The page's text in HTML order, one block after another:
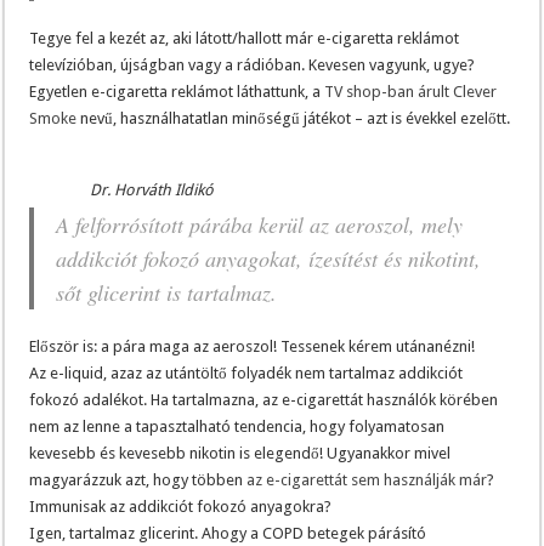
Tegye fel a kezét az, aki látott/hallott már e-cigaretta reklámot
televízióban, újságban vagy a rádióban. Kevesen vagyunk, ugye?
Egyetlen e-cigaretta reklámot láthattunk, a TV shop-ban árult Clever
Smoke nevű, használhatatlan minőségű játékot – azt is évekkel ezelőtt.
Dr. Horváth Ildikó
A felforrósított párába kerül az aeroszol, mely
addikciót fokozó anyagokat, ízesítést és nikotint,
sőt glicerint is tartalmaz.
Először is: a pára maga az aeroszol! Tessenek kérem utánanézni!
Az e-liquid, azaz az utántöltő folyadék nem tartalmaz addikciót
fokozó adalékot. Ha tartalmazna, az e-cigarettát használók körében
nem az lenne a tapasztalható tendencia, hogy folyamatosan
kevesebb és kevesebb nikotin is elegendő! Ugyanakkor mivel
magyarázzuk azt, hogy többen az e-cigarettát sem használják már?
Immunisak az addikciót fokozó anyagokra?
Igen, tartalmaz glicerint. Ahogy a COPD betegek párásító